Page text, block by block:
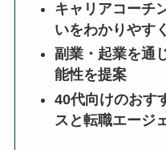
キャリアコーチ
いをわかりやす
副業・起業を通
能性を提案
40代向けのおす
スと転職エージ